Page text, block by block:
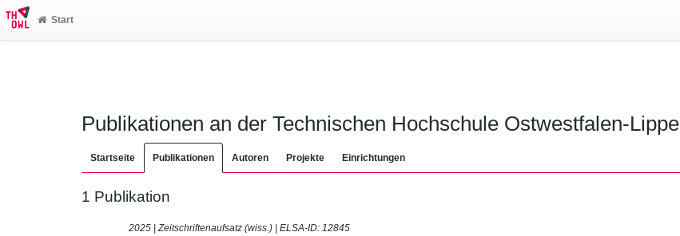
Start
Publikationen an der Technischen Hochschule Ostwestfalen-Lippe
Startseite Publikationen Autoren Projekte Einrichtungen
1 Publikation
2025 | Zeitschriftenaufsatz (wiss.) | ELSA-ID: 12845